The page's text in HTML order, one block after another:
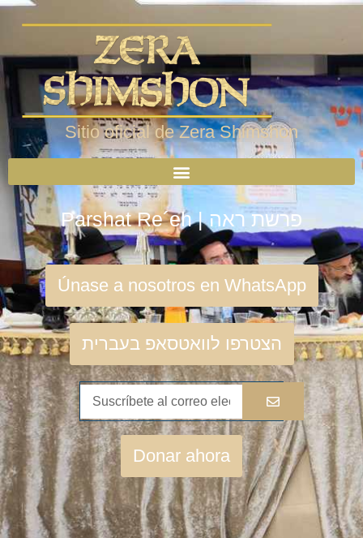
Sitio oficial de Zera Shimshon
Parshat Re´eh | פרשת ראה
Únase a nosotros en WhatsApp
הצטרפו לוואטסאפ בעברית
Donar ahora